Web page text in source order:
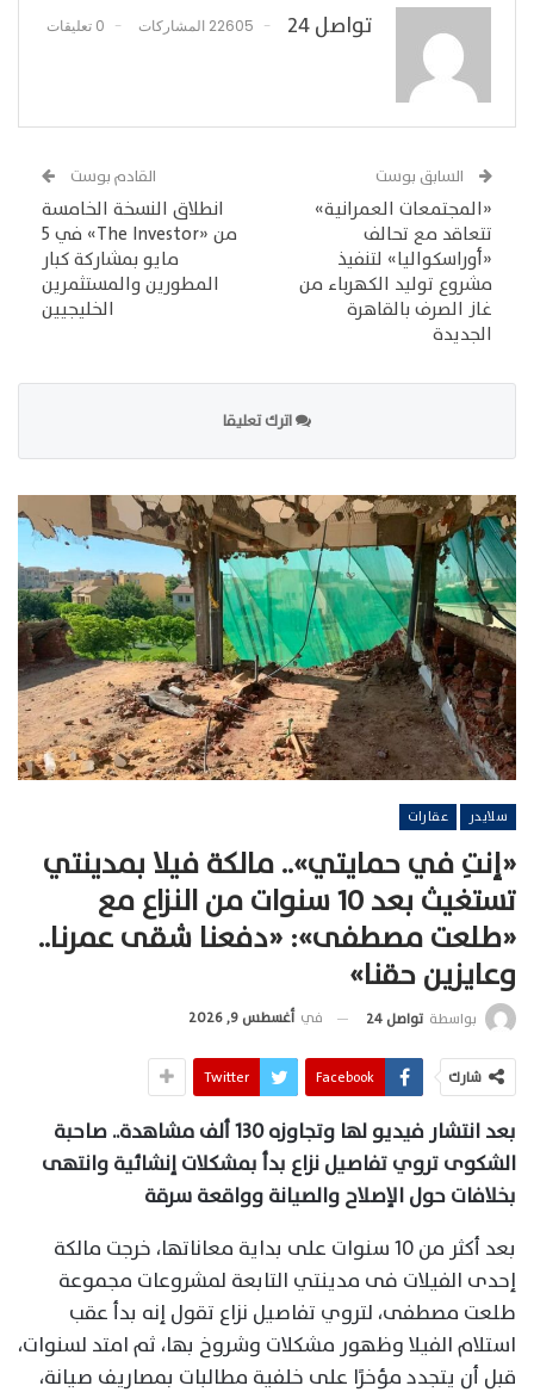
تواصل 24 22605 المشاركات 0 تعليقات
السابق بوست
«المجتمعات العمرانية»
تتعاقد مع تحالف
«أوراسكواليا» لتنفيذ
مشروع توليد الكهرباء من
غاز الصرف بالقاهرة
الجديدة
القادم بوست
انطلاق النسخة الخامسة
من «The Investor» في 5
مايو بمشاركة كبار
المطورين والمستثمرين
الخليجيين
اترك تعليقا
سلايدر عقارات
«إنتِ في حمايتي».. مالكة فيلا بمدينتي
تستغيث بعد 10 سنوات من النزاع مع
«طلعت مصطفى»: «دفعنا شقى عمرنا..
وعايزين حقنا»
بواسطة تواصل 24 في أغسطس 9, 2026
شارك Facebook
Twitter
بعد انتشار فيديو لها وتجاوزه 130 ألف مشاهدة.. صاحبة
الشكوى تروي تفاصيل نزاع بدأ بمشكلات إنشائية وانتهى
بخلافات حول الإصلاح والصيانة وواقعة سرقة
بعد أكثر من 10 سنوات على بداية معاناتها، خرجت مالكة
إحدى الفيلات فى مدينتي التابعة لمشروعات مجموعة
طلعت مصطفى، لتروي تفاصيل نزاع تقول إنه بدأ عقب
استلام الفيلا وظهور مشكلات وشروخ بها، ثم امتد لسنوات،
قبل أن يتجدد مؤخرًا على خلفية مطالبات بمصاريف صيانة،